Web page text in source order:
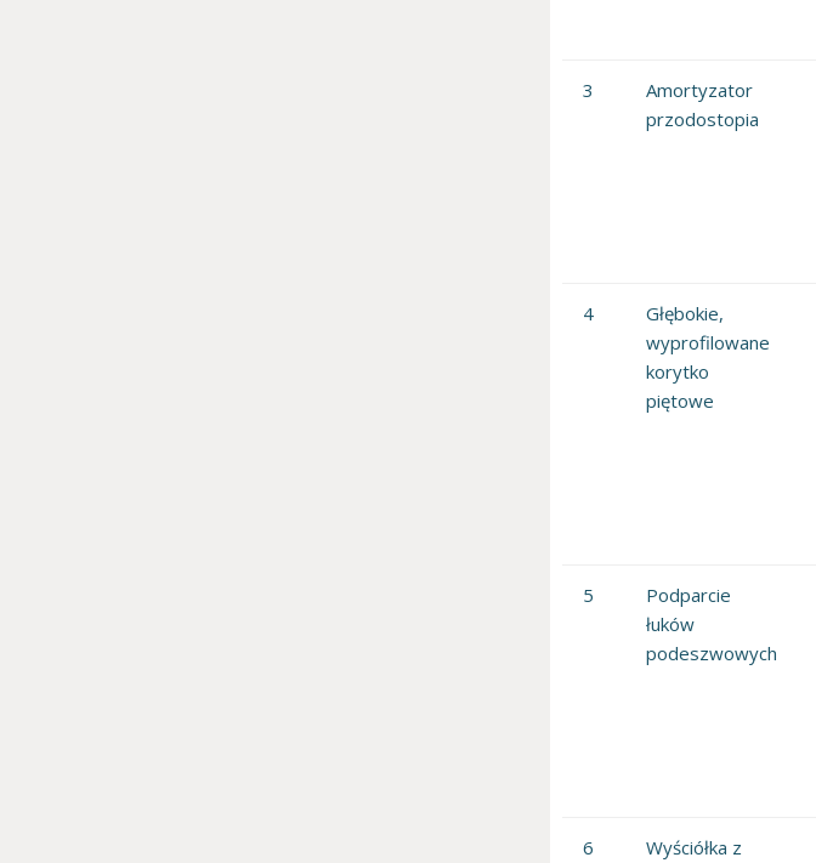
3
Amortyzator
przodostopia
4
Głębokie,
wyprofilowane
korytko
piętowe
5
Podparcie
łuków
podeszwowych
6
Wyściółka z